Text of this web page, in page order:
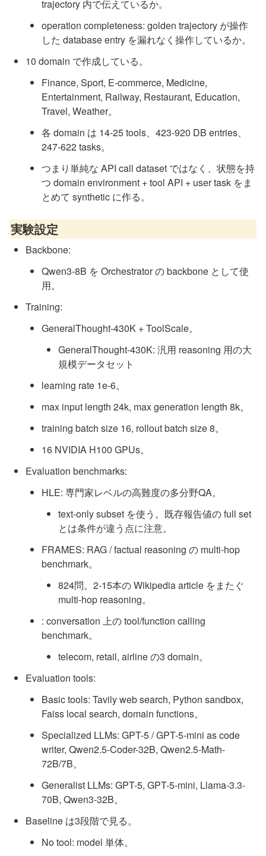
trajectory 内で伝えているか。
operation completeness: golden trajectory が操作
した database entry を漏れなく操作しているか。
10 domain で作成している。
Finance, Sport, E-commerce, Medicine,
Entertainment, Railway, Restaurant, Education,
Travel, Weather。
各 domain は 14-25 tools、423-920 DB entries、
247-622 tasks。
つまり単純な API call dataset ではなく、状態を持
つ domain environment + tool API + user task をま
とめて synthetic に作る。
実験設定
Backbone:
Qwen3-8B を Orchestrator の backbone として使
用。
Training:
GeneralThought-430K + ToolScale。
GeneralThought-430K: 汎用 reasoning 用の大
規模データセット
learning rate 1e-6。
max input length 24k, max generation length 8k。
training batch size 16, rollout batch size 8。
16 NVIDIA H100 GPUs。
Evaluation benchmarks:
HLE: 専門家レベルの高難度の多分野QA。
text-only subset を使う。既存報告値の full set
とは条件が違う点に注意。
FRAMES: RAG / factual reasoning の multi-hop
benchmark。
824問。2-15本の Wikipedia article をまたぐ
multi-hop reasoning。
: conversation 上の tool/function calling
benchmark。
telecom, retail, airline の3 domain。
Evaluation tools:
Basic tools: Tavily web search, Python sandbox,
Faiss local search, domain functions。
Specialized LLMs: GPT-5 / GPT-5-mini as code
writer, Qwen2.5-Coder-32B, Qwen2.5-Math-
72B/7B。
Generalist LLMs: GPT-5, GPT-5-mini, Llama-3.3-
70B, Qwen3-32B。
Baseline は3段階で見る。
No tool: model 単体。